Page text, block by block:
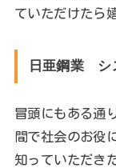
ていただけたら
日亜鋼業 シ
冒頭にもある通
間で社会のお役
知っていただき